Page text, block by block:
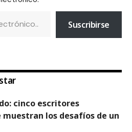
Suscribirse
cinco escritores
los desafíos de un